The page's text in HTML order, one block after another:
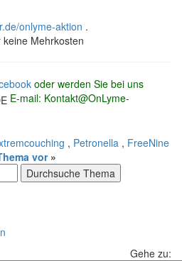
onlyme-aktion .
Mehrkosten
oder werden Sie bei uns
E-mail: Kontakt@OnLyme-
, Petronella , FreeNine
vor»
Gehe zu: